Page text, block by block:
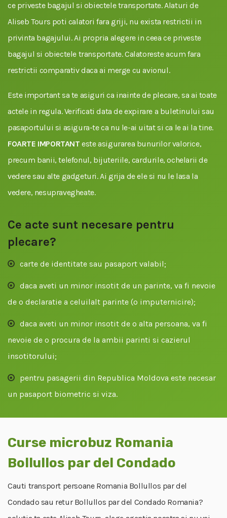
ce priveste bagajul si obiectele transportate. Alaturi de
Aliseb Tours poti calatori fara griji, nu exista restrictii in
privinta bagajului. Ai propria alegere in ceea ce priveste
bagajul si obiectele transportate. Calatoreste acum fara
restrictii comparativ daca ai merge cu avionul.
Este important sa te asiguri ca inainte de plecare, sa ai toate
actele in regula. Verificati data de expirare a buletinului sau
pasaportului si asigura-te ca nu le-ai uitat si ca le ai la tine.
FOARTE IMPORTANT este asigurarea bunurilor valorice,
precum banii, telefonul, bijuteriile, cardurile, ochelarii de
vedere sau alte gadgeturi. Ai grija de ele si nu le lasa la
vedere, nesupravegheate.
Ce acte sunt necesare pentru
plecare?
carte de identitate sau pasaport valabil;
daca aveti un minor insotit de un parinte, va fi nevoie
de o declaratie a celuilalt parinte (o imputernicire);
daca aveti un minor insotit de o alta persoana, va fi
nevoie de o procura de la ambii parinti si cazierul
insotitorului;
pentru pasagerii din Republica Moldova este necesar
un pasaport biometric si viza.
Curse microbuz Romania
Bollullos par del Condado
Cauti transport persoane Romania Bollullos par del
Condado sau retur Bollullos par del Condado Romania?